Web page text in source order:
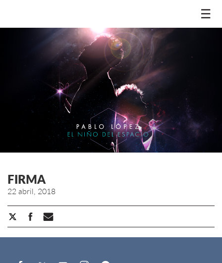
☰
FIRMA
22 abril, 2018